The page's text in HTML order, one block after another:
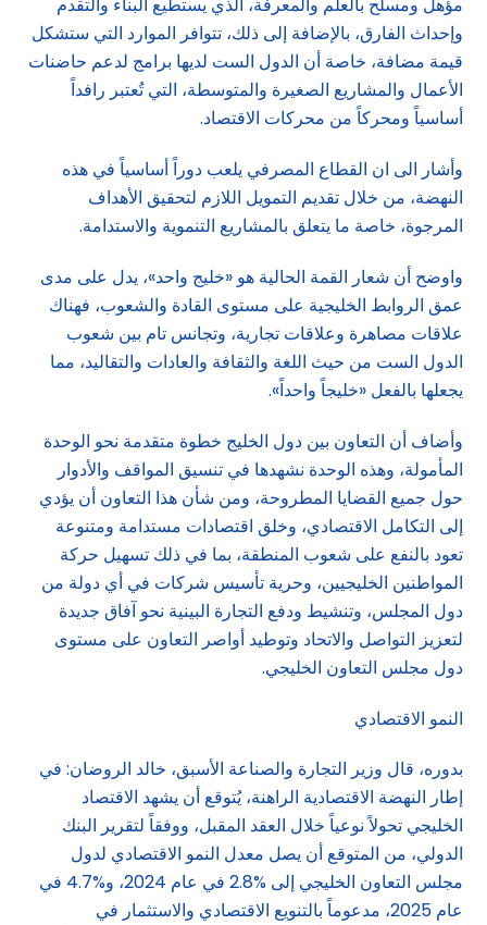
مؤهل ومسلح بالعلم والمعرفة، الذي يستطيع البناء والتقدم
وإحداث الفارق، بالإضافة إلى ذلك، تتوافر الموارد التي ستشكل
قيمة مضافة، خاصة أن الدول الست لديها برامج لدعم حاضنات
الأعمال والمشاريع الصغيرة والمتوسطة، التي تُعتبر رافداً
أساسياً ومحركاً من محركات الاقتصاد.
وأشار الى ان القطاع المصرفي يلعب دوراً أساسياً في هذه
النهضة، من خلال تقديم التمويل اللازم لتحقيق الأهداف
المرجوة، خاصة ما يتعلق بالمشاريع التنموية والاستدامة.
واوضح أن شعار القمة الحالية هو «خليج واحد»، يدل على مدى
عمق الروابط الخليجية على مستوى القادة والشعوب، فهناك
علاقات مصاهرة وعلاقات تجارية، وتجانس تام بين شعوب
الدول الست من حيث اللغة والثقافة والعادات والتقاليد، مما
يجعلها بالفعل «خليجاً واحداً».
وأضاف أن التعاون بين دول الخليج خطوة متقدمة نحو الوحدة
المأمولة، وهذه الوحدة نشهدها في تنسيق المواقف والأدوار
حول جميع القضايا المطروحة، ومن شأن هذا التعاون أن يؤدي
إلى التكامل الاقتصادي، وخلق اقتصادات مستدامة ومتنوعة
تعود بالنفع على شعوب المنطقة، بما في ذلك تسهيل حركة
المواطنين الخليجيين، وحرية تأسيس شركات في أي دولة من
دول المجلس، وتنشيط ودفع التجارة البينية نحو آفاق جديدة
لتعزيز التواصل والاتحاد وتوطيد أواصر التعاون على مستوى
دول مجلس التعاون الخليجي.
النمو الاقتصادي
بدوره، قال وزير التجارة والصناعة الأسبق، خالد الروضان: في
إطار النهضة الاقتصادية الراهنة، يُتوقع أن يشهد الاقتصاد
الخليجي تحولاً نوعياً خلال العقد المقبل، ووفقاً لتقرير البنك
الدولي، من المتوقع أن يصل معدل النمو الاقتصادي لدول
مجلس التعاون الخليجي إلى %2.8 في عام 2024، و%4.7 في
عام 2025، مدعوماً بالتنويع الاقتصادي والاستثمار في